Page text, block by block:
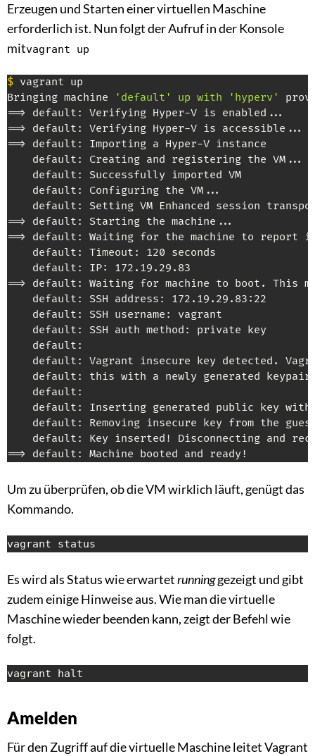
Erzeugen und Starten einer virtuellen Maschine
erforderlich ist. Nun folgt der Aufruf in der Konsole
mitvagrant up
$ vagrant up
Bringing machine
'default' up with 'hyperv'
==> default: Verifying Hyper-V is enabled...
==> default: Verifying Hyper-V is accessible...
==> default: Importing a Hyper-V instance
    default: Creating and registering the VM...
    default: Successfully imported VM
    default: Configuring the VM...
default: Setting VM Enhanced session
==> default: Starting the machine...
==> default: Waiting for the machine to report
    default: Timeout: 120 seconds
    default: IP: 172.19.29.83
==> default: Waiting for machine to boot. This
    default: SSH address: 172.19.29.83:22
    default: SSH username: vagrant
    default: SSH auth method: private key
    default:
default: Vagrant insecure key detected.
default: this with a newly generated
    default:
default: Inserting generated public key
default: Removing insecure key from the
default: Key inserted! Disconnecting and
==> default: Machine booted and ready!
Um zu überprüfen, ob die VM wirklich läuft, genügt das
Kommando.
vagrant status
Es wird als Status wie erwartetrunninggezeigt und gibt
zudem einige Hinweise aus. Wie man die virtuelle
Maschine wieder beenden kann, zeigt der Befehl wie
folgt.
vagrant halt
Amelden
Für den Zugriff auf die virtuelle Maschine leitet Vagrant